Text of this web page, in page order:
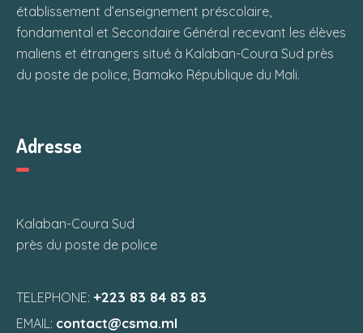
établissement d’enseignement préscolaire,
fondamental et Secondaire Général recevant les élèves
maliens et étrangers situé à Kalaban-Coura Sud près
du poste de police, Bamako République du Mali.
Adresse
Kalaban-Coura Sud
près du poste de police
TELEPHONE:+223 83 84 83 83
EMAIL: contact@csma.ml